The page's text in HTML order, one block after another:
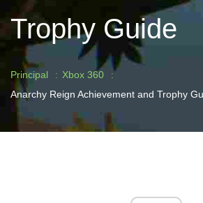
Trophy Guide
Principal
Xbox 360
Anarchy Reign Achievement and Trophy